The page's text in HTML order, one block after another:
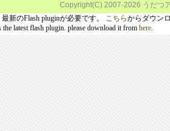
Copyright(C) 2007-2026 うだつ
新のFlash pluginが必要です。
こちらからダウン
the latest flash plugin. please download it from here.